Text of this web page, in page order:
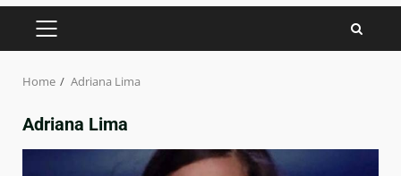
PRIMARY
Home Adriana Lima
Adriana Lima